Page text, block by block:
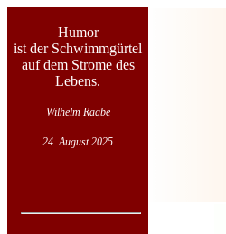
Humor
ist der Schwimmgürtel
auf dem Strome des
Lebens.
Wilhelm Raabe
24. August 2025